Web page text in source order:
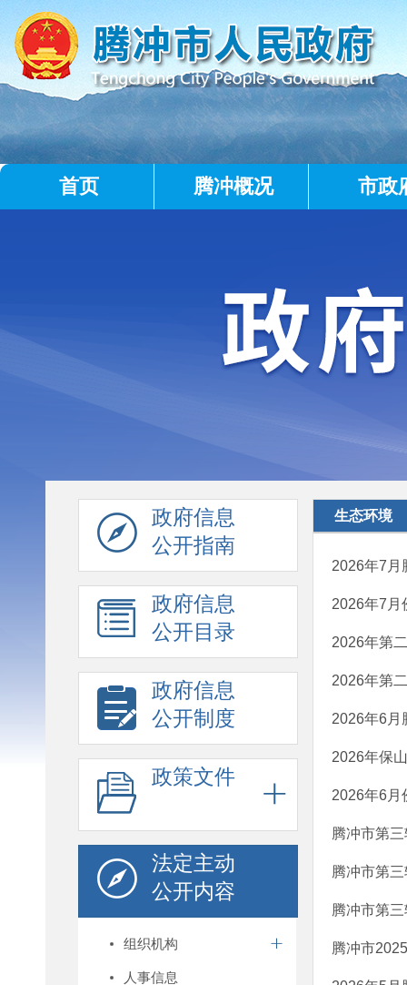
首页 腾冲概况 市政
政府信息
公开指南
政府信息
公开目录
政府信息
公开制度
政策文件
法定主动
公开内容
组织机构
人事信息
生态环境
2026年7月
2026年7月
2026年第
2026年第
2026年6月
2026年保
2026年6月
腾冲市第
腾冲市第
腾冲市第
腾冲市